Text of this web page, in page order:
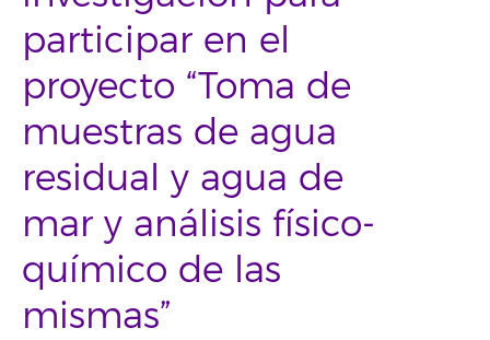
participar en el
proyecto “Toma de
muestras de agua
residual y agua de
mar y análisis físico-
químico de las
mismas”